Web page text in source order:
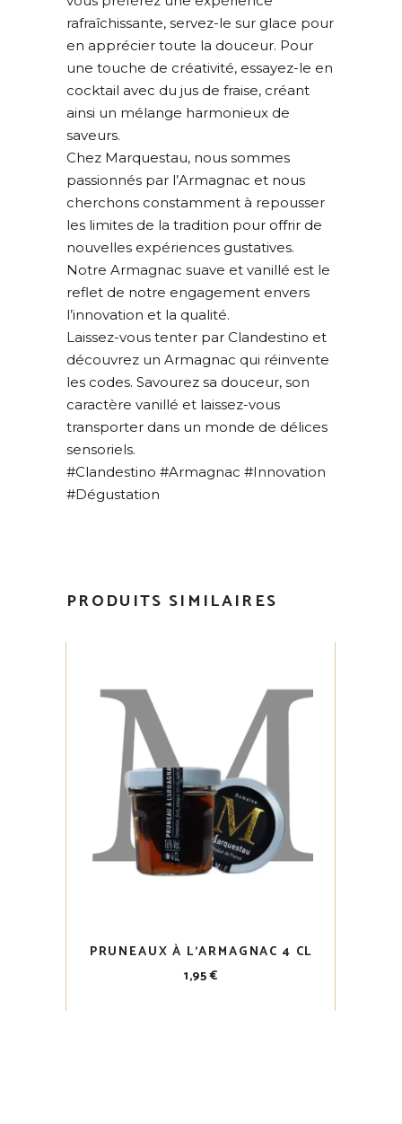
rafraîchissante, servez-le sur glace pour
en apprécier toute la douceur. Pour
une touche de créativité, essayez-le en
cocktail avec du jus de fraise, créant
ainsi un mélange harmonieux de
saveurs.
Chez Marquestau, nous sommes
passionnés par l’Armagnac et nous
cherchons constamment à repousser
les limites de la tradition pour offrir de
nouvelles expériences gustatives.
Notre Armagnac suave et vanillé est le
reflet de notre engagement envers
l’innovation et la qualité.
Laissez-vous tenter par Clandestino et
découvrez un Armagnac qui réinvente
les codes. Savourez sa douceur, son
caractère vanillé et laissez-vous
transporter dans un monde de délices
sensoriels.
#Clandestino #Armagnac #Innovation
#Dégustation
PRODUITS SIMILAIRES
PRUNEAUX À L’ARMAGNAC 4 CL
1,95€